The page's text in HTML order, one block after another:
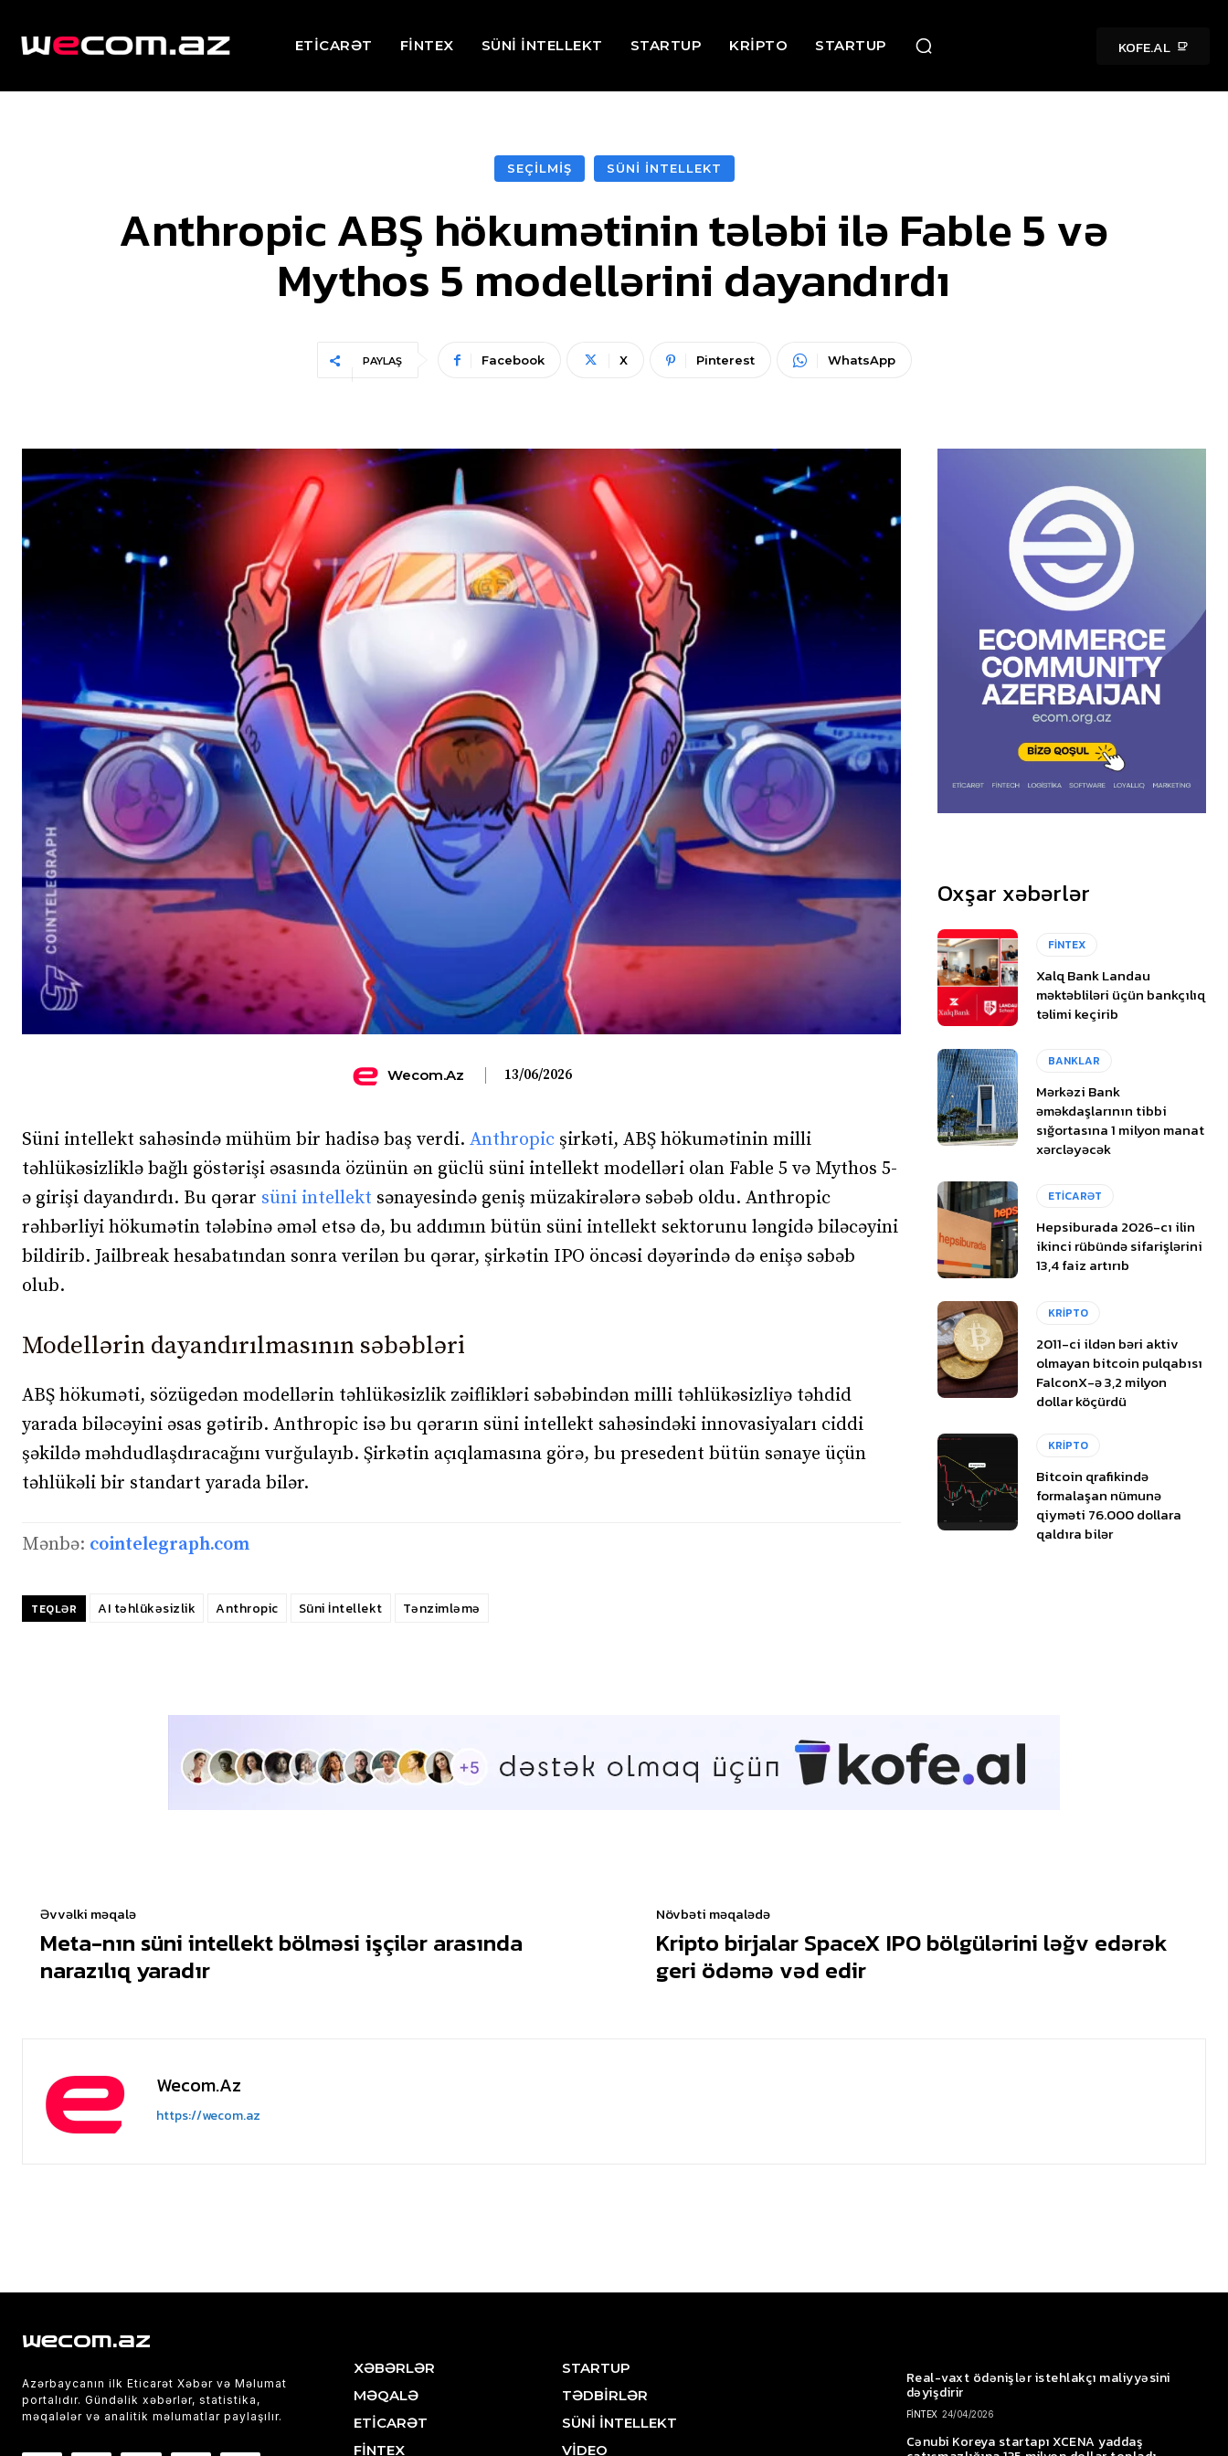
ETİCARƏT FİNTEX SÜNİ İNTELLEKT STARTUP KRİPTO STARTUP KOFE.AL
SEÇİLMİŞ SÜNİ İNTELLEKT
Anthropic ABŞ hökumətinin tələbi ilə Fable 5 və
Mythos 5 modellərini dayandırdı
PAYLAŞ Facebook X Pinterest WhatsApp
Wecom.az 13/06/2026
Süni intellekt sahəsində mühüm bir hadisə baş verdi. Anthropic şirkəti, ABŞ hökumətinin milli
təhlükəsizliklə bağlı göstərişi əsasında özünün ən güclü süni intellekt modelləri olan Fable 5 və Mythos 5-
ə girişi dayandırdı. Bu qərar süni intellekt sənayesində geniş müzakirələrə səbəb oldu. Anthropic
rəhbərliyi hökumətin tələbinə əməl etsə də, bu addımın bütün süni intellekt sektorunu ləngidə biləcəyini
bildirib. Jailbreak hesabatından sonra verilən bu qərar, şirkətin IPO öncəsi dəyərində də enişə səbəb
olub.
Modellərin dayandırılmasının səbəbləri
ABŞ hökuməti, sözügedən modellərin təhlükəsizlik zəiflikləri səbəbindən milli təhlükəsizliyə təhdid
yarada biləcəyini əsas gətirib. Anthropic isə bu qərarın süni intellekt sahəsindəki innovasiyaları ciddi
şəkildə məhdudlaşdıracağını vurğulayıb. Şirkətin açıqlamasına görə, bu presedent bütün sənaye üçün
təhlükəli bir standart yarada bilər.
Mənbə: cointelegraph.com
TEQLƏR AI təhlükəsizlik Anthropic Süni İntellekt Tənzimləmə
Oxşar xəbərlər
FİNTEX
Xalq Bank Landau
məktəbliləri üçün bankçılıq
təlimi keçirib
BANKLAR
Mərkəzi Bank
əməkdaşlarının tibbi
sığortasına 1 milyon manat
xərcləyəcək
ETİCARƏT
Hepsiburada 2026-cı ilin
ikinci rübündə sifarişlərini
13,4 faiz artırıb
KRİPTO
2011-ci ildən bəri aktiv
olmayan bitcoin pulqabısı
FalconX-ə 3,2 milyon
dollar köçürdü
KRİPTO
Bitcoin qrafikində
formalaşan nümunə
qiyməti 76.000 dollara
qaldıra bilər
Əvvəlki məqalə
Meta-nın süni intellekt bölməsi işçilər arasında
narazılıq yaradır
Növbəti məqalədə
Kripto birjalar SpaceX IPO bölgülərini ləğv edərək
geri ödəmə vəd edir
Wecom.az
https://wecom.az
wecom.az
Azərbaycanın ilk Eticarət Xəbər və Məlumat
portalıdır. Gündəlik xəbərlər, statistika,
məqalələr və analitik məlumatlar paylaşılır.
XƏBƏRLƏR
MƏQALƏ
ETİCARƏT
FİNTEX
STARTUP
TƏDBİRLƏR
SÜNİ İNTELLEKT
VİDEO
Real-vaxt ödənişlər istehlakçı maliyyəsini
dəyişdirir
FİNTEX 24/04/2026
Cənubi Koreya startapı XCENA yaddaş